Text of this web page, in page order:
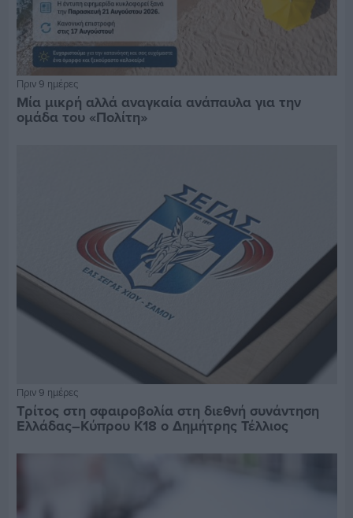
Πριν 9 ημέρες
Μία μικρή αλλά αναγκαία ανάπαυλα για την
ομάδα του «Πολίτη»
Πριν 9 ημέρες
Τρίτος στη σφαιροβολία στη διεθνή συνάντηση
Ελλάδας–Κύπρου Κ18 ο Δημήτρης Τέλλιος